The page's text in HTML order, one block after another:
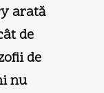
arată
de
de
nu